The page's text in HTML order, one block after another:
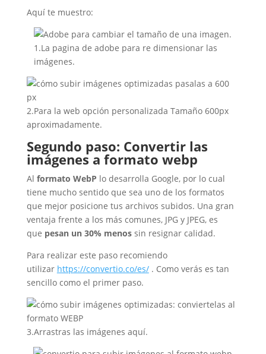
Aquí te muestro:
1.La pagina de adobe para re dimensionar las
imágenes.
2.Para la web opción personalizada Tamaño 600px
aproximadamente.
Segundo paso: Convertir las
imágenes a formato webp
Al formato WebP lo desarrolla Google, por lo cual
tiene mucho sentido que sea uno de los formatos
que mejor posicione tus archivos subidos. Una gran
ventaja frente a los más comunes, JPG y JPEG, es
que pesan un 30% menossin resignar calidad.
Para realizar este paso recomiendo
utilizar https://convertio.co/es/. Como verás es tan
sencillo como el primer paso.
3.Arrastras las imágenes aquí.